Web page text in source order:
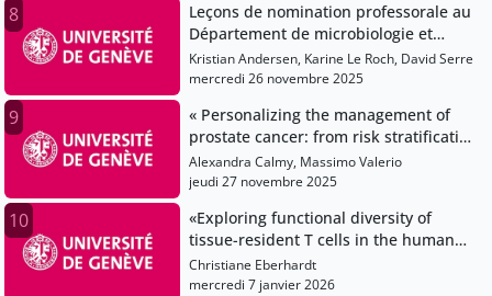
8
Leçons de nomination professorale au
Département de microbiologie et
médecine moléculaire – Chaire
d’excellence
Kristian Andersen, Karine Le Roch, David Serre
mercredi 26 novembre 2025
9
« Personalizing the management of
prostate cancer: from risk stratification
to image-guided precision surgery »
Alexandra Calmy, Massimo Valerio
jeudi 27 novembre 2025
10
«Exploring functional diversity of
tissue-resident T cells in the human
papillomavirus model»
Christiane Eberhardt
mercredi 7 janvier 2026